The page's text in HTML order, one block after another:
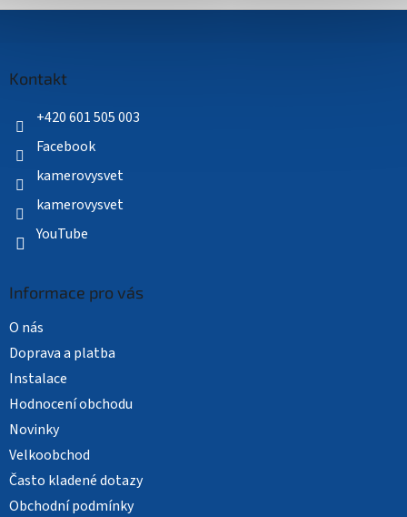
Kontakt
+420 601 505 003
Facebook
kamerovysvet
kamerovysvet
YouTube
Informace pro vás
O nás
Doprava a platba
Instalace
Hodnocení obchodu
Novinky
Velkoobchod
Často kladené dotazy
Obchodní podmínky